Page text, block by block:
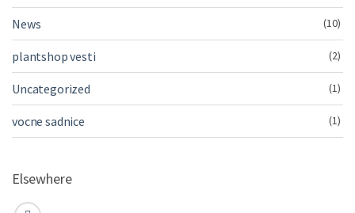
News (10)
plantshop vesti (2)
Uncategorized (1)
vocne sadnice (1)
Elsewhere